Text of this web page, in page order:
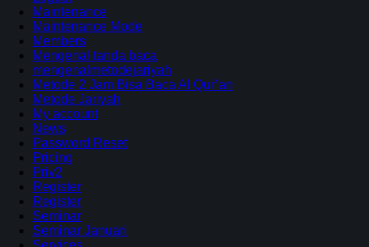
Maintenance
Maintenance Mode
Members
Mengenal tanda baca
mengenalmetodejariyah
Metode 2 Jam Bisa Baca Al Qur’an
Metode Jariyah
My account
News
Password Reset
Pricing
Priv2
Register
Register
Seminar
Seminar Januari